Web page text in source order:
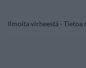
Ilmoita virheestä · Tietoa